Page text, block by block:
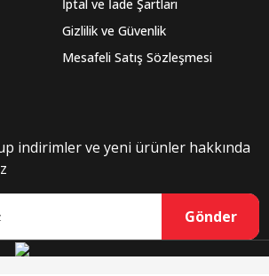
İptal ve İade Şartları
Gizlilik ve Güvenlik
Mesafeli Satış Sözleşmesi
indirimler ve yeni ürünler hakkında
Gönder